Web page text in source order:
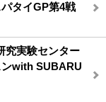
タイGP第4戦
究実験センター
with SUBARU